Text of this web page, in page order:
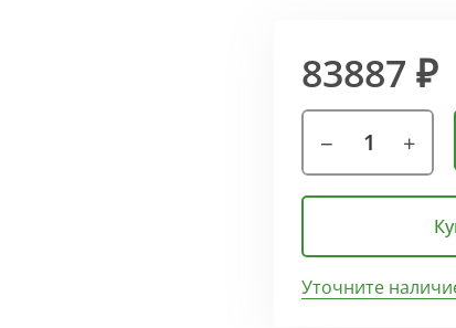
83887 ₽
Уточните